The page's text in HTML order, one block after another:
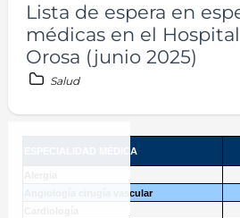
Lista de espera en
médicas en el
Orosa (junio 2025)
Salud